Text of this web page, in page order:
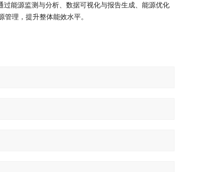
能源监测与分析、数据可视化与报告生成、能源优化
理，提升整体能效水平。